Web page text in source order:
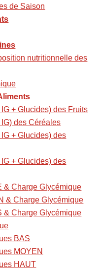
de Saison
nutritionnelle des
+ Glucides) des Fruits
des Céréales
+ Glucides) des
+ Glucides) des
& Charge Glycémique
& Charge Glycémique
& Charge Glycémique
BAS
MOYEN
HAUT